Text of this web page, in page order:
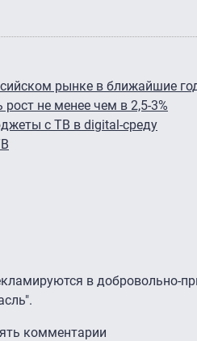
рынке в ближайшие
не менее чем в 2,5-3%
с ТВ в digital-среду
в добровольно-
комментарии